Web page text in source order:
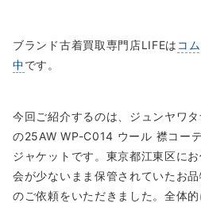
ブランド古着買取専門店LIFEは コ
中です。
今回ご紹介するのは、ジュンヤワ
の25AW WP-C014 ウール 襟コー
ジャケットです。東京都江東区に
会が少ないまま保管されていたお
のご依頼をいただきました。全体